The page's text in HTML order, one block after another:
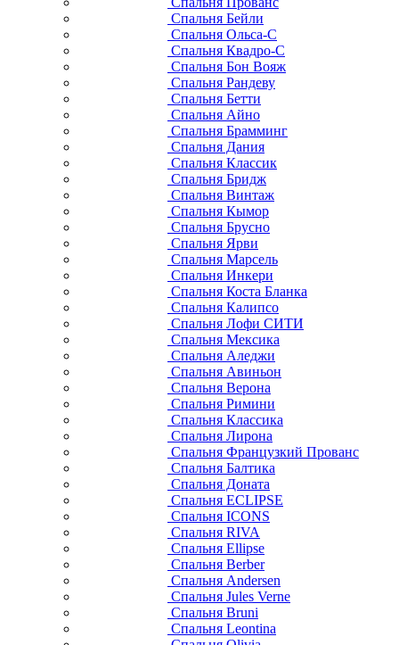
Спальня Бейли
Спальня Ольса-С
Спальня Квадро-С
Спальня Бон Вояж
Спальня Рандеву
Спальня Бетти
Спальня Айно
Спальня Брамминг
Спальня Дания
Спальня Классик
Спальня Бридж
Спальня Винтаж
Спальня Кымор
Спальня Брусно
Спальня Ярви
Спальня Марсель
Спальня Инкери
Спальня Коста Бланка
Спальня Калипсо
Спальня Лофи СИТИ
Спальня Мексика
Спальня Аледжи
Спальня Авиньон
Спальня Верона
Спальня Римини
Спальня Классика
Спальня Лирона
Спальня Французкий Прованс
Спальня Балтика
Спальня Доната
Спальня ECLIPSE
Спальня ICONS
Спальня RIVA
Спальня Ellipse
Спальня Berber
Спальня Andersen
Спальня Jules Verne
Спальня Bruni
Спальня Leontina